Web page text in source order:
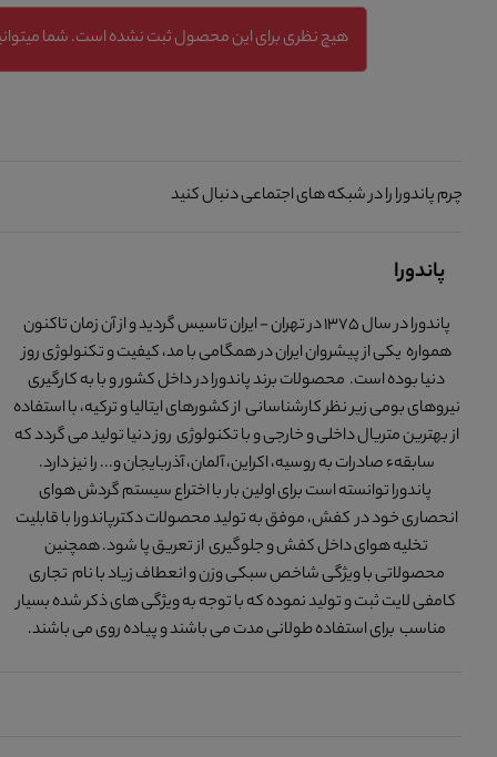
هیچ نظری برای این محصول ثبت نشده است. شما
چرم پاندورا را در شبکه های اجتماعی دنبال کنید
پاندورا
پاندورا در سال 1375 در تهران - ایران تاسیس گردید و از آن زمان تاکنون
همواره یکی از پیشروان ایران در همگامی با مد، کیفیت و تکنولوژی روز
دنیا بوده است. محصولات برند پاندورا در داخل کشور و با به کارگیری
نیروهای بومی زیر نظر کارشناسانی از کشورهای ایتالیا و ترکیه، با استفاده
از بهترین متریال داخلی و خارجی و با تکنولوژی روز دنیا تولید می گردد که
سابقهء صادرات به روسیه، اکراین، آلمان، آذربایجان و... را نیز دارد.
پاندورا توانسته است برای اولین بار با اختراع سیستم گردش هوای
انحصاری خود در کفش، موفق به تولید محصولات دکترپاندورا با قابلیت
تخلیه هوای داخل کفش و جلوگیری از تعریق پا شود. همچنین
محصولاتی با ویژگی شاخص سبکی وزن و انعطاف زیاد با نام تجاری
کامفی لایت ثبت و تولید نموده که با توجه به ویژگی های ذکر شده بسیار
مناسب برای استفاده طولانی مدت می باشند و پیاده روی می باشند.